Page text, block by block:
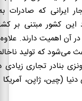
ایرانی که صادرات
این کشور مبتنی بر
آن اهمیت دارند.
نفر) هم باعث می‌شود که
دلار). اندونزی بنادر
(چین، ژاپن، آمریکا